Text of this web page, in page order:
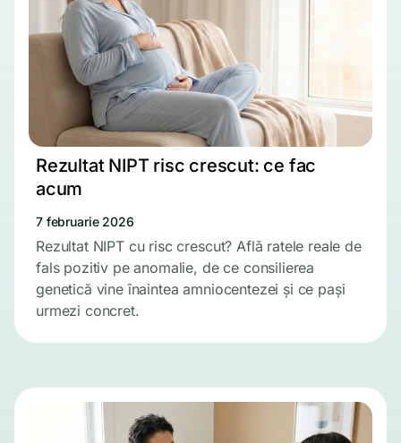
Rezultat NIPT risc crescut: ce fac
acum
7 februarie 2026
Rezultat NIPT cu risc crescut? Află ratele reale de
fals pozitiv pe anomalie, de ce consilierea
genetică vine înaintea amniocentezei și ce pași
urmezi concret.